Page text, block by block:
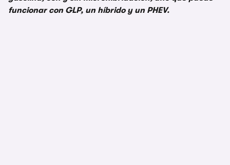
funcionar con GLP, un híbrido y un PHEV.